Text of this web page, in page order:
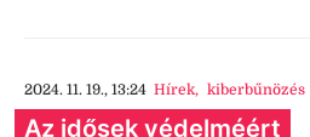
2024. 11. 19., 13:24 Hírek, kiberbűnözés
Az idősek védelméért